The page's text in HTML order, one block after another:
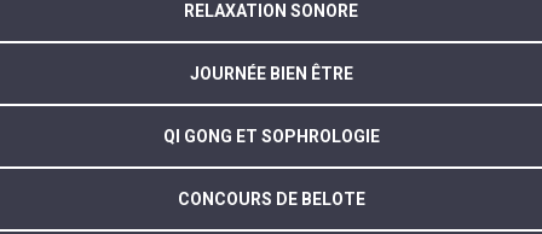
RELAXATION SONORE
JOURNÉE BIEN ÊTRE
QI GONG ET SOPHROLOGIE
CONCOURS DE BELOTE